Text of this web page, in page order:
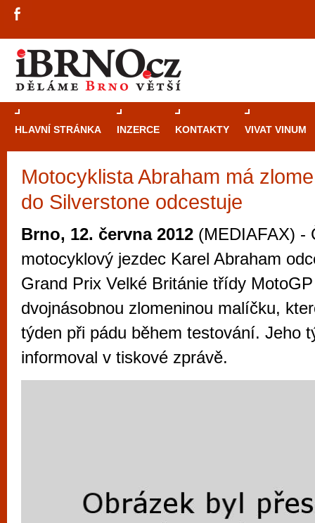
HLAVNÍ STRÁNKA INZERCE KONTAKTY VIVAT VINUM
Motocyklista Abraham má
do Silverstone odcestuje
Brno, 12. června 2012 (MEDIAFAX) -
motocyklový jezdec Karel Abraham
Grand Prix Velké Británie třídy
dvojnásobnou zlomeninou malíčku,
týden při pádu během testování. Jeho
informoval v tiskové zprávě.
Průvodce
Brně: Od
Brno je
zajímavé
restaurace,
Mimo jiné je ale také místem, kde si
vyzkoušet různé kasinové hry. V
metropoli naleznete širokou nabídku her
po moderní automaty jak pro pravidelné
příležitostné hráče. V...